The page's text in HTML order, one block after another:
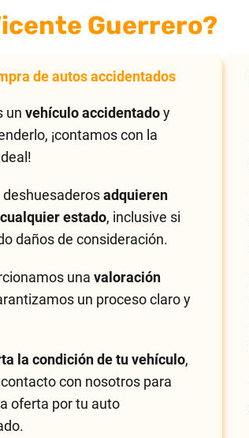
Guerrero?
de autos accidentados
unvehículo accidentadoy
¡contamos con la
deshuesaderosadquieren
estado, inclusive si
daños de consideración.
unavaloración
un proceso claro y
la condición de tu vehículo,
con nosotros para
oferta por tu auto